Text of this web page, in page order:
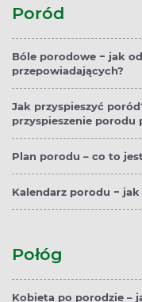
Poród
Bóle porodowe − jak
przepowiadających?
Jak przyspieszyć
przyspieszenie porodu
Plan porodu – co to
Kalendarz porodu −
Połóg
Kobieta po porodzie –